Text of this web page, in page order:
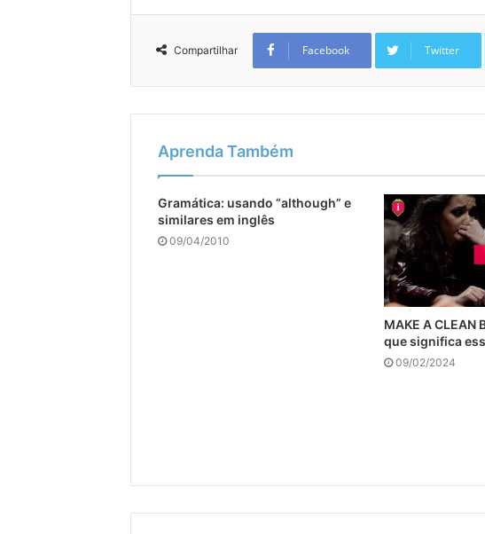
Compartilhar Facebook Twitter
Aprenda Também
Gramática: usando “although” e
similares em inglês
09/04/2010
MAKE A CLEAN
que significa
09/02/2024